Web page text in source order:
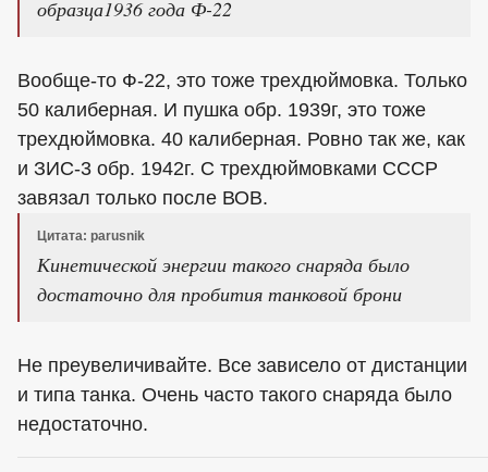
образца1936 года Ф-22
Вообще-то Ф-22, это тоже трехдюймовка. Только
50 калиберная. И пушка обр. 1939г, это тоже
трехдюймовка. 40 калиберная. Ровно так же, как
и ЗИС-3 обр. 1942г. С трехдюймовками СССР
завязал только после ВОВ.
Цитата: parusnik
Кинетической энергии такого снаряда было
достаточно для пробития танковой брони
Не преувеличивайте. Все зависело от дистанции
и типа танка. Очень часто такого снаряда было
недостаточно.